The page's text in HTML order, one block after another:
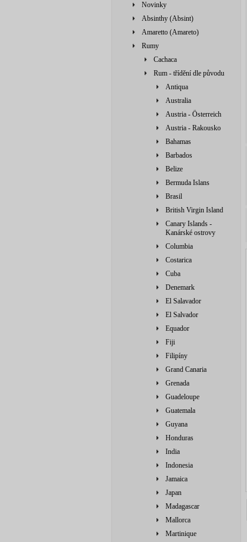
Novinky
Absinthy (Absint)
Amaretto (Amareto)
Rumy
Cachaca
Rum - třídění dle původu
Antiqua
Australia
Austria - Österreich
Austria - Rakousko
Bahamas
Barbados
Belize
Bermuda Islans
Brasil
British Virgin Island
Canary Islands -
Kanárské ostrovy
Columbia
Costarica
Cuba
Denemark
El Salavador
El Salvador
Equador
Fiji
Filipíny
Grand Canaria
Grenada
Guadeloupe
Guatemala
Guyana
Honduras
India
Indonesia
Jamaica
Japan
Madagascar
Mallorca
Martinique